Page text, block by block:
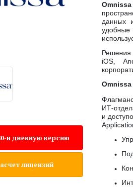
и дневную версию
лицензий
Omnissa
данных
Решения
iOS,
Omnissa
ИТ-
и